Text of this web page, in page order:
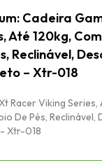
Cadeira
Até 120kg,
Reclinável,
– Xtr-018
Racer Viking Series,
De Pés, Reclinável,
Xtr-018